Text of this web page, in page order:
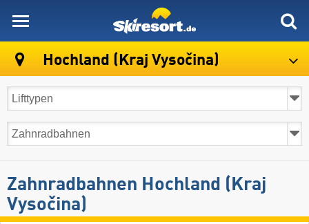
Hochland (Kraj Vysočina)
Zahnradbahnen Hochland (Kraj
Vysočina)